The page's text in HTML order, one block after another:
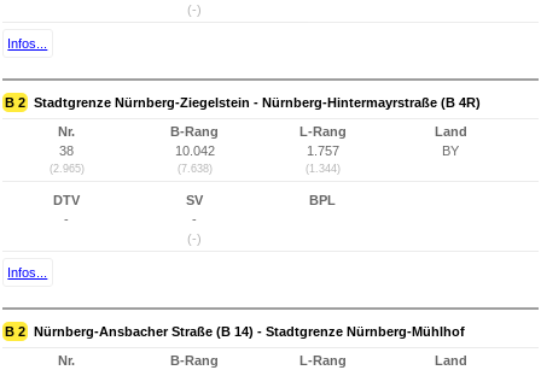
(-)
Infos...
B 2 Stadtgrenze Nürnberg-Ziegelstein - Nürnberg-Hintermayrstraße (B 4R)
Nr.
38
(2.965)
B-Rang
10.042
(7.638)
L-Rang
1.757
(1.344)
Land
BY
DTV
-
SV
-
(-)
BPL
Infos...
B 2 Nürnberg-Ansbacher Straße (B 14) - Stadtgrenze Nürnberg-Mühlhof
Nr.
B-Rang
L-Rang
Land